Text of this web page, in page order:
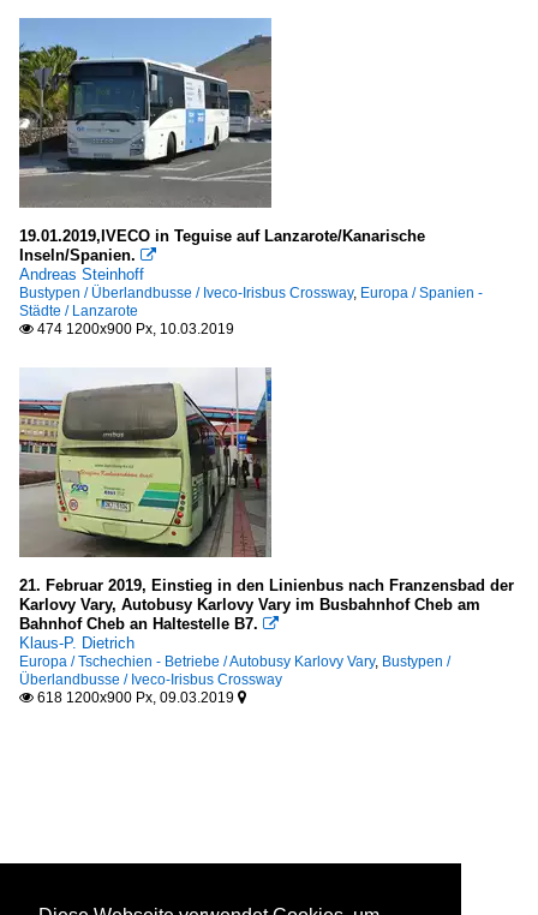
19.01.2019,IVECO in Teguise auf Lanzarote/Kanarische
Inseln/Spanien. 
Andreas Steinhoff
Bustypen / Überlandbusse / Iveco-Irisbus Crossway, Europa / Spanien -
Städte / Lanzarote
 474 1200x900 Px, 10.03.2019
21. Februar 2019, Einstieg in den Linienbus nach Franzensbad der
Karlovy Vary, Autobusy Karlovy Vary im Busbahnhof Cheb am
Bahnhof Cheb an Haltestelle B7. 
Klaus-P. Dietrich
Europa / Tschechien - Betriebe / Autobusy Karlovy Vary, Bustypen /
Überlandbusse / Iveco-Irisbus Crossway
 618 1200x900 Px, 09.03.2019 